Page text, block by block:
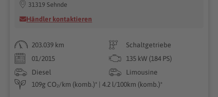
31319 Sehnde
Händler kontaktieren
203.039 km
Schaltgetriebe
01/2015
135 kW (184 PS)
Diesel
Limousine
109g CO₂/km (komb.)* | 4.2 l/100km (komb.)*